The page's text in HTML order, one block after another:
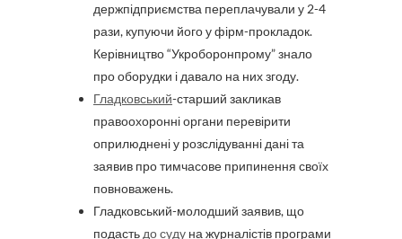
держпідприємства переплачували у 2-4
рази, купуючи його у фірм-прокладок.
Керівництво “Укроборонпрому” знало
про оборудки і давало на них згоду.
Гладковський-старший закликав
правоохоронні органи перевірити
оприлюднені у розслідуванні дані та
заявив про тимчасове припинення своїх
повноважень.
Гладковський-молодший заявив, що
подасть до суду на журналістів програми